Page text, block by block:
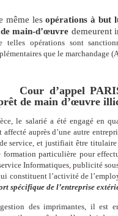
même lesopérations à but
main-d’œuvre demeurent
telles opérations sont
que le marchandage
Cour d’appel
de main d’œuvre
le salarié a été engagé en
affecté auprès d’une autre
service, et justifiait être
formation particulière pour
Informatiques publicité
constituent l’activité de
spécifique de l’entreprise
des imprimantes, il est